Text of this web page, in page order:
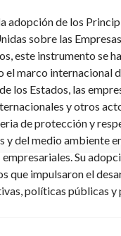
adopción de los
sobre las
este instrumento se ha
el marco internacional
los Estados, las
y otros
de protección y
y del medio ambiente
Su
que impulsaron el
políticas públicas y